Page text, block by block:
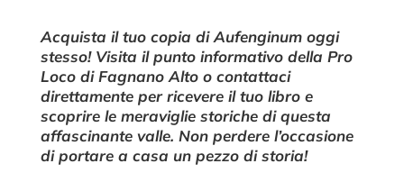
Acquista il tuo copia di Aufenginum oggi
stesso! Visita il punto informativo della Pro
Loco di Fagnano Alto o contattaci
direttamente per ricevere il tuo libro e
scoprire le meraviglie storiche di questa
affascinante valle. Non perdere l’occasione
di portare a casa un pezzo di storia!